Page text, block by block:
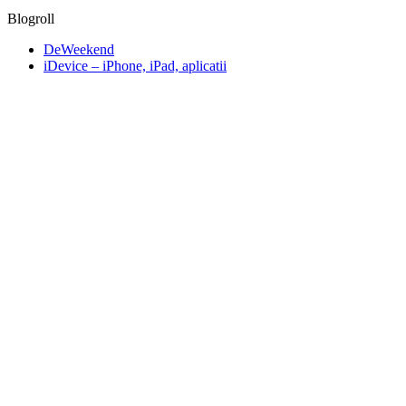
Blogroll
DeWeekend
iDevice – iPhone, iPad, aplicatii